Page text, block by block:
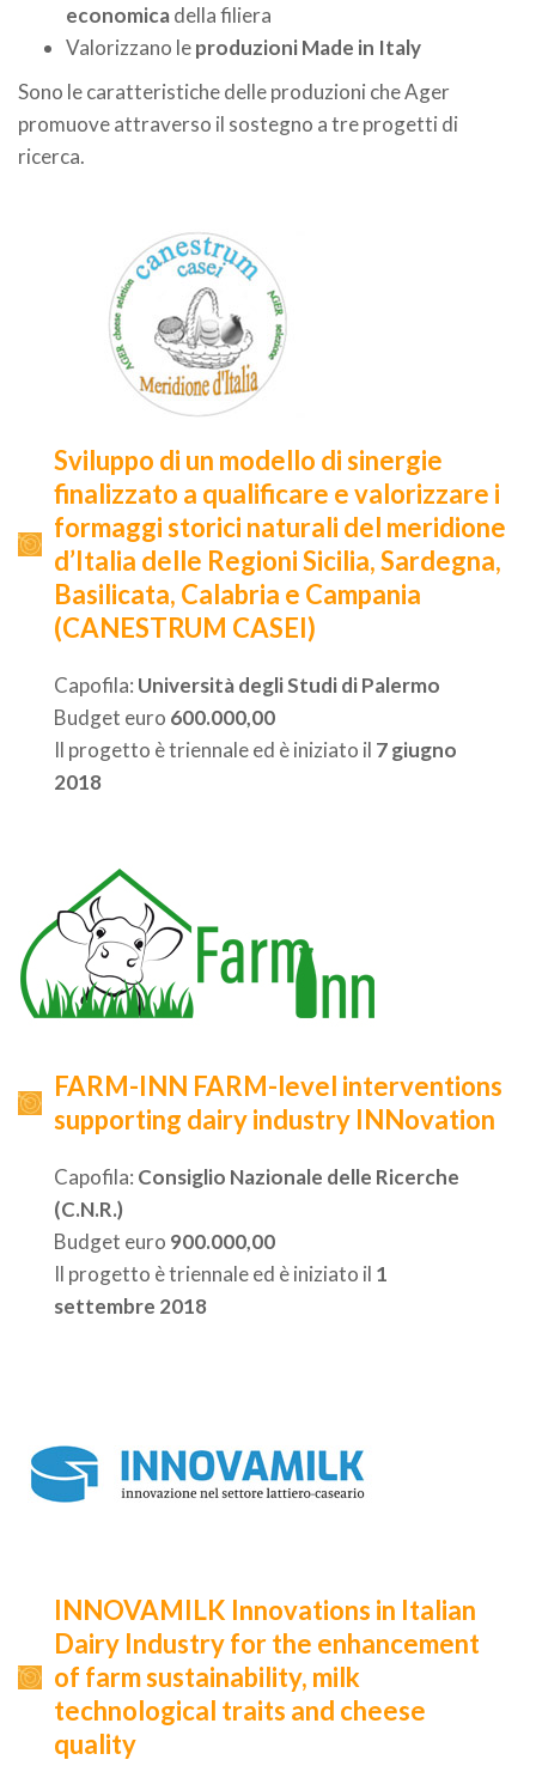
economicadella filiera
Valorizzano leproduzioni Made in Italy
Sono le caratteristiche delle produzioni che Ager
promuove attraverso il sostegno a tre progetti di
ricerca.
Sviluppo di un modello di sinergie
finalizzato a qualificare e valorizzare i
formaggi storici naturali del meridione
d’Italia delle Regioni Sicilia, Sardegna,
Basilicata, Calabria e Campania
(CANESTRUM CASEI)
Capofila: Università degli Studi di Palermo
Budget euro 600.000,00
Il progetto è triennale ed è iniziato il 7 giugno
2018
FARM-INN FARM-level interventions
supporting dairy industry INNovation
Capofila: Consiglio Nazionale delle Ricerche
(C.N.R.)
Budget euro 900.000,00
Il progetto è triennale ed è iniziato il 1
settembre 2018
INNOVAMILK Innovations in Italian
Dairy Industry for the enhancement
of farm sustainability, milk
technological traits and cheese
quality